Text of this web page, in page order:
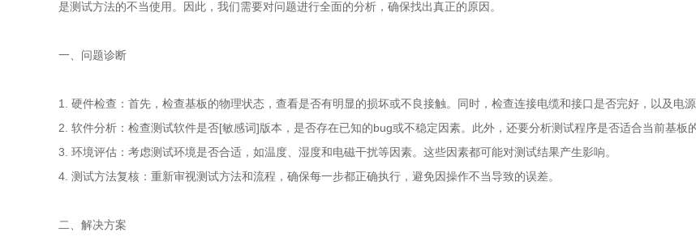
是测试方法的不当使用。因此，我们需要对问题进行全面的分析，确保找出真正的原因。
一、问题诊断
1. 硬件检查：首先，检查基板的物理状态，查看是否有明显的损坏或不良接触。同时，检查连接电缆和接口是否完好，以及电源
2. 软件分析：检查测试软件是否[敏感词]版本，是否存在已知的bug或不稳定因素。此外，还要分析测试程序是否适合当前基板
3. 环境评估：考虑测试环境是否合适，如温度、湿度和电磁干扰等因素。这些因素都可能对测试结果产生影响。
4. 测试方法复核：重新审视测试方法和流程，确保每一步都正确执行，避免因操作不当导致的误差。
二、解决方案